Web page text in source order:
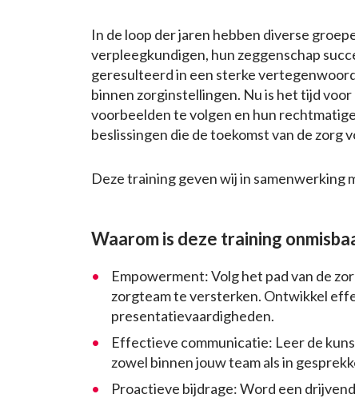
In de loop der jaren hebben diverse
verpleegkundigen, hun zeggenschap
geresulteerd in een sterke
binnen zorginstellingen. Nu is het tijd
voorbeelden te volgen en hun
beslissingen die de toekomst van de zorg
Deze training geven wij in samenwerking
Waarom is deze training
Empowerment: Volg het pad van de
zorgteam te versterken. Ontwikkel
presentatievaardigheden.
Effectieve communicatie: Leer de
zowel binnen jouw team als in
Proactieve bijdrage: Word een